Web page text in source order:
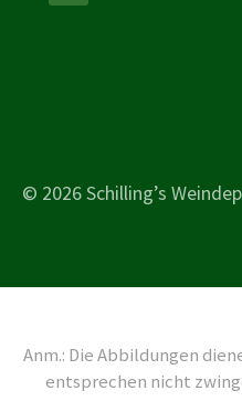
© 2026 Schilling’s
Anm.: Die Abbildungen
entsprechen nicht